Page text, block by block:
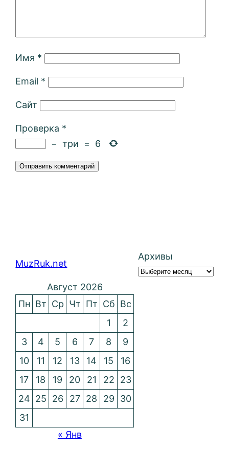
Имя *
Email *
Сайт
Проверка *
− три = 6
MuzRuk.net
Архивы
Август 2026
Пн Вт Ср Чт Пт Сб Вс
1
2
3
4 5 6 7 8
9
10
11 12 13 14 15
16
17
18 19 20 21 22
23
24 25 26 27 28 29
30
31
« Янв